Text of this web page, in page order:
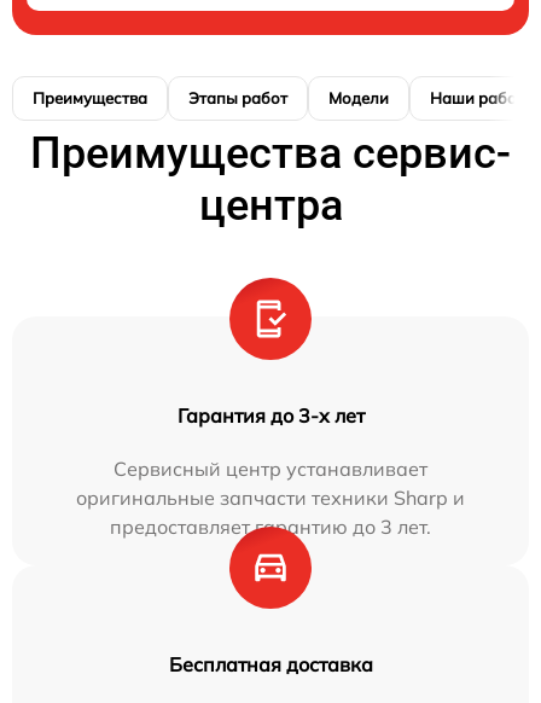
Преимущества Этапы работ Модели Наши работы
Преимущества сервис-
центра
Гарантия до 3-х лет
Сервисный центр устанавливает
оригинальные запчасти техники Sharp и
предоставляет гарантию до 3 лет.
Бесплатная доставка